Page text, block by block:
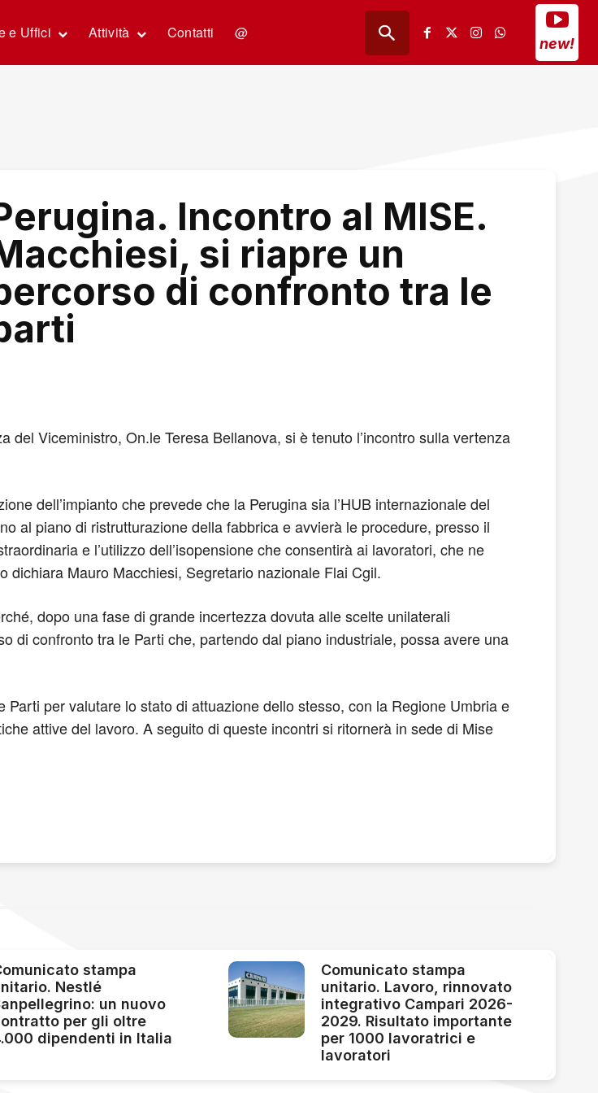
e Uffici Attività Contatti @
new!
Incontro al MISE.
si riapre un
di confronto tra le
Viceministro, On.le Teresa Bellanova, si è tenuto l’incontro sulla vertenza
dell’impianto che prevede che la Perugina sia l’HUB internazionale del
al piano di ristrutturazione della fabbrica e avvierà le procedure, presso il
e l’utilizzo dell’isopensione che consentirà ai lavoratori, che ne
dichiara Mauro Macchiesi, Segretario nazionale Flai Cgil.
dopo una fase di grande incertezza dovuta alle scelte unilaterali
di confronto tra le Parti che, partendo dal piano industriale, possa avere una
per valutare lo stato di attuazione dello stesso, con la Regione Umbria e
attive del lavoro. A seguito di queste incontri si ritornerà in sede di Mise
stampa
Nestlé
un nuovo
per gli oltre
dipendenti in Italia
Comunicato stampa
unitario. Lavoro, rinnovato
integrativo Campari 2026-
2029. Risultato importante
per 1000 lavoratrici e
lavoratori